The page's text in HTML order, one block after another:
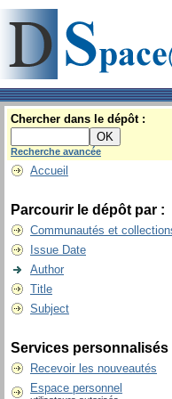
Chercher dans le dépôt :
Recherche avancée
Accueil
Parcourir le dépôt par :
Communautés et
Issue Date
Author
Title
Subject
Services personnalisés
Recevoir les nouveautés
Espace personnel